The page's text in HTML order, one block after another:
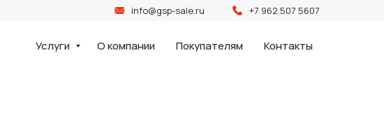
info@gsp-sale.ru +7 962 507 5607
Услуги О компании Покупателям Контакты